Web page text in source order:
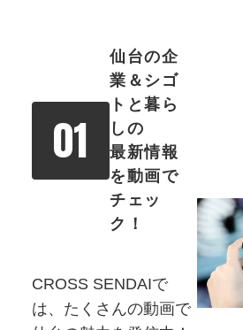
01
仙台の企
業＆シゴ
トと暮ら
しの
最新情報
を動画で
チェッ
ク！
CROSS SENDAIで
は、たくさんの動画で